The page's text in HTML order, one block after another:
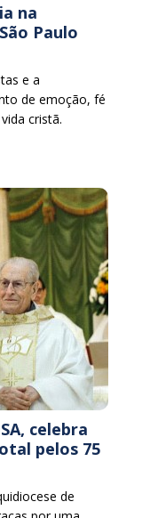
na
Paulo
e a
de emoção, fé
cristã.
celebra
pelos 75
de